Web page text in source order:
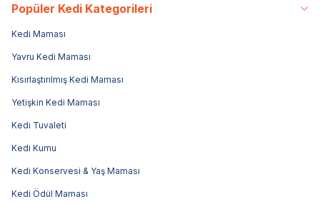
Popüler Kedi Kategorileri
Kedi Maması
Yavru Kedi Maması
Kısırlaştırılmış Kedi Maması
Yetişkin Kedi Maması
Kedi Tuvaleti
Kedi Kumu
Kedi Konservesi & Yaş Maması
Kedi Ödül Maması